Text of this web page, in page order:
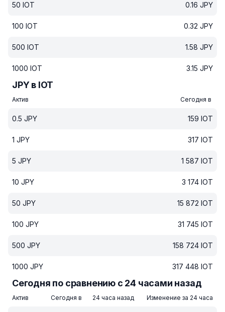
50 IOT 0.16 JPY
100 IOT 0.32 JPY
500 IOT 1.58 JPY
1000 IOT 3.15 JPY
JPY в IOT
Актив Сегодня в
0.5 JPY 159 IOT
1 JPY 317 IOT
5 JPY 1 587 IOT
10 JPY 3 174 IOT
50 JPY 15 872 IOT
100 JPY 31 745 IOT
500 JPY 158 724 IOT
1000 JPY 317 448 IOT
Сегодня по сравнению с 24 часами назад
Актив Сегодня в 24 часа назад Изменение за 24 часа